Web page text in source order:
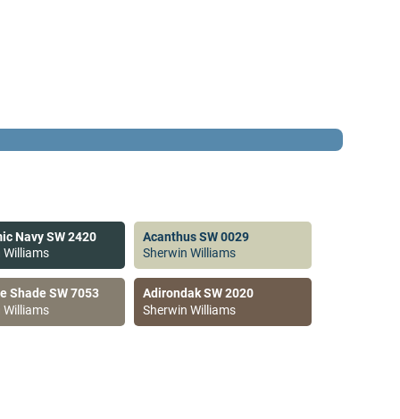
Navy SW 2420
Williams
Acanthus SW 0029
Sherwin Williams
Shade SW 7053
Williams
Adirondak SW 2020
Sherwin Williams